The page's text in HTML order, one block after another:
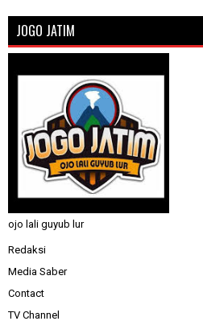
JOGO JATIM
ojo lali guyub lur
Redaksi
Media Saber
Contact
TV Channel